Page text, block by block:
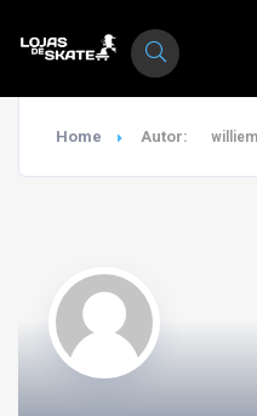
Home Autor: